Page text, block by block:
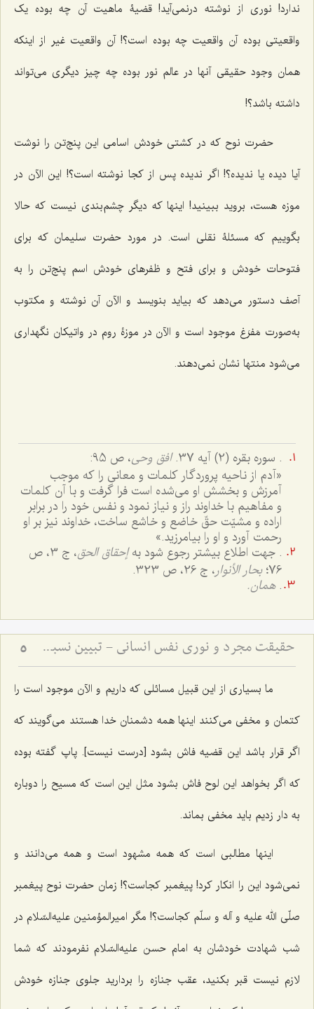
ندارد! نورى از نوشته درنمى‌آید! قضیۀ ماهیت آن چه بوده یک
واقعیتى بوده آن واقعیت چه بوده است؟! آن واقعیت غیر از اینکه
همان وجود حقیقى آنها در عالم نور بوده چه چیز دیگرى مى‌تواند
داشته باشد؟!
حضرت نوح که در کشتى خودش اسامى این پنج‌تن را نوشت
آیا دیده یا ندیده؟! اگر ندیده پس از کجا نوشته است؟! این الآن در
موزه هست، بروید ببینید! اینها که دیگر چشم‌بندى نیست که حالا
بگوییم که مسئلۀ نقلى است. در مورد حضرت سلیمان که براى
فتوحات خودش و براى فتح و ظفرهاى خودش اسم پنج‌تن را به
آصف دستور مى‌دهد که بیاید بنویسد و الآن آن نوشته و مکتوب
به‌صورت مَفرَغ موجود است و الآن در موزۀ روم در واتیکان نگهدارى
مى‌شود منتها نشان نمى‌دهند.
. سوره بقره (2) آیه 37. افق وحى، ص 95:
«آدم از ناحیه پروردگار كلمات و معانى را كه موجب
آمرزش و بخشش او مى‌شده است فرا گرفت و با آن كلمات
و مفاهیم با خداوند راز و نیاز نمود و نفس خود را در برابر
اراده و مشیّت حقّ خاضع و خاشع ساخت، خداوند نیز بر او
رحمت آورد و او را بیامرزید.»
. جهت اطلاع بیشتر رجوع شود بهإحقاق الحق
، ج 3، ص
76؛ بحار الأنوار، ج 26، ص 323.
.همان.
حقیقت مجرد و نوری نفس انسانی - تبیین نسبت میان روح و ماده در دیدگاه عرفانی و فلسفی 5
ما بسیاری از این قبیل مسائلى که داریم و الآن موجود است را
کتمان و مخفى مى‌کنند اینها همه دشمنان خدا هستند مى‌گویند که
اگر قرار باشد این قضیه فاش بشود [درست نیست]. پاپ گفته بوده
که اگر بخواهد این لوح فاش بشود مثل این است که مسیح را دوباره
به دار زدیم باید مخفى بماند.
اینها مطالبى است که همه مشهود است و همه مى‌دانند و
نمی‌شود این را انکار کرد! پیغمبر کجاست؟! زمان حضرت نوح پیغمبر
صلّی الله علیه و آله و سلّم کجاست؟! مگر امیرالمؤمنین علیه‌السّلام در
شب شهادت خودشان به امام حسن علیه‌السّلام نفرمودند که شما
لازم نیست قبر بکنید، عقب جنازه را بردارید جلوى جنازه خودش